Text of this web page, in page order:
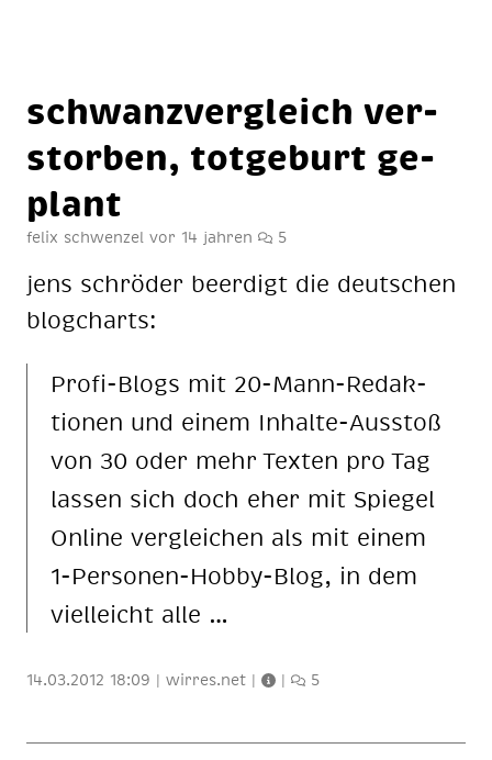
schwanz­ver­gleich ver­
stor­ben, tot­ge­burt ge­
plant
felix schwenzel vor 14 jahren 5
jens schrö­der be­er­digt die deut­schen
blog­charts:
Pro­fi-Blogs mit 20-Mann-Re­dak­
tio­nen und ei­nem In­hal­te-Aus­stoß
von 30 oder mehr Tex­ten pro Tag
las­sen sich doch eher mit Spie­gel
On­line ver­glei­chen als mit ei­nem
1-Per­so­nen-Hob­by-Blog, in dem
viel­leicht alle …
14.03.2012 18:09 | wirres.net | | 5